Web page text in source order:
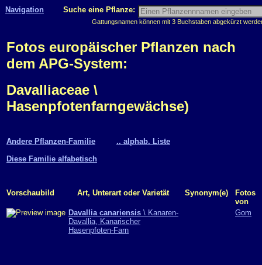
Navigation Suche eine Pflanze:
Gattungsnamen können mit 3 Buchstaben abgekürzt
Fotos europäischer Pflanzen nach
dem APG-System:
Davalliaceae \
Hasenpfotenfarngewächse)
Andere Pflanzen-Familie
.. alphab. Liste
Diese Familie alfabetisch
Vorschaubild Art, Unterart oder Varietät Synonym(e)
Fotos
von
Davallia canariensis \ Kanaren-
Davallia, Kanarischer
Hasenpfoten-Farn
Gom